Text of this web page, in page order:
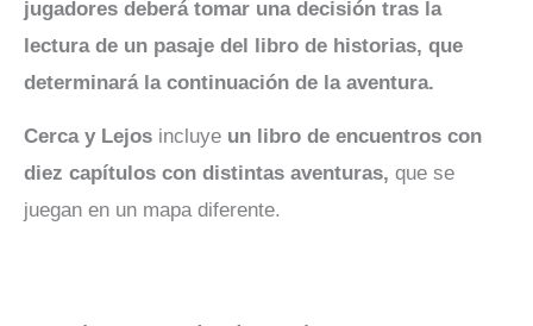
jugadores deberá tomar una decisión tras la
lectura de un pasaje del libro de historias, que
determinará la continuación de la aventura.
Cerca y Lejos incluye un libro de encuentros con
diez capítulos con distintas aventuras, que se
juegan en un mapa diferente.